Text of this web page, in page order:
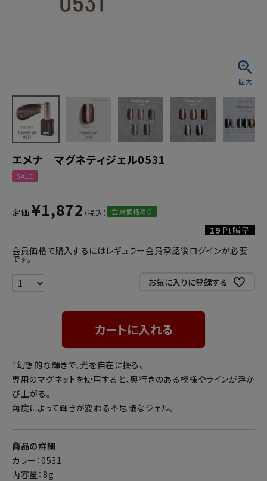
エメナ マグネティジェル0531
SALE
定価 ¥1,872 会員価格あり
19 Pt贈呈
会員価格で購入するにはレギュラー会員承認後ログインが必要
です。
お気に入りに登録する
カートに入れる
〝幻想的な輝きで、光を自在に操る〟
専用のマグネットを使用すると、奥行きのある模様やラインが浮か
び上がる。
角度によって輝きが変わる不思議なジェル。
商品の詳細
カラー：0531
内容量：8g